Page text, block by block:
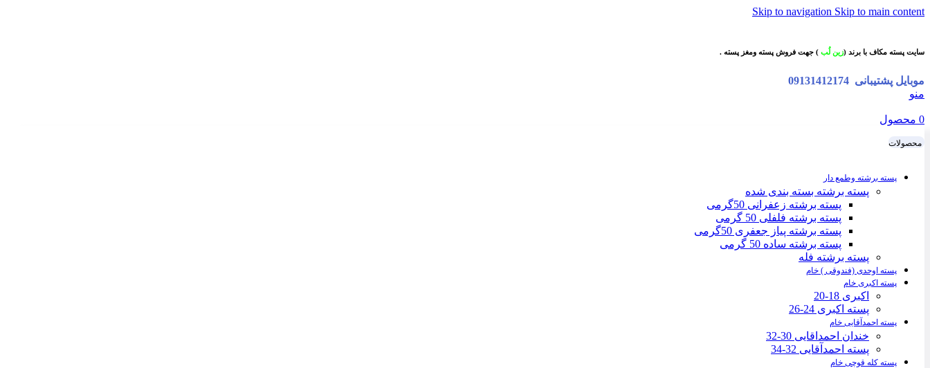
Skip to navigation Skip to main content
سایت پسته مکاف با برند (زین لُب ) جهت فروش پسته ومغز پسته .
موبایل پشتیبانی
منو
0 محصول
محصولات
پسته برشته وطمع دار
پسته برشته بسته بندی شده
پسته برشته زعفرانی 50گرمی
پسته برشته فلفلی 50 گرمی
پسته برشته پیاز جعفری 50گرمی
پسته برشته ساده 50 گرمی
پسته برشته فله
پسته اوحدی (فندوقی ) خام
پسته اکبری خام
اکبری 18-20
پسته اکبری 24-26
پسته احمدآقایی خام
خندان احمداقایی 30-32
پسته احمدآقایی 32-34
پسته کله قوچی خام